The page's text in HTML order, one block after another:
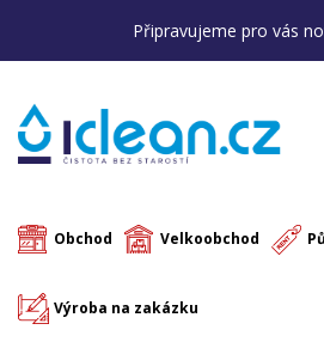
Připravujeme pro vás
Obchod Velkoobchod
Výroba na zakázku